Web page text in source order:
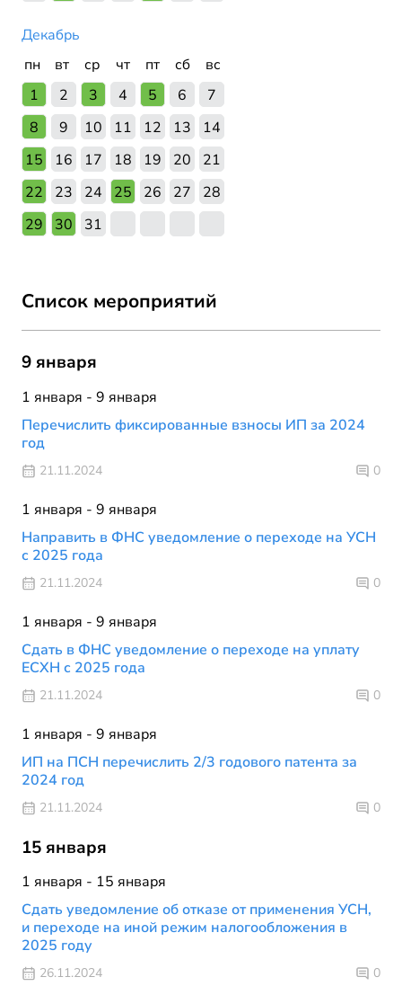
Декабрь
пн
вт ср чт пт сб
вс
1
2 3 4 5 6
7
8
9 10 11 12 13
14
15
16 17 18 19 20
21
22
23 24 25 26 27
28
29
30 31
Список мероприятий
9 января
1 января - 9 января
Перечислить фиксированные взносы ИП за 2024
год
21.11.2024 0
1 января - 9 января
Направить в ФНС уведомление о переходе на УСН
с 2025 года
21.11.2024 0
1 января - 9 января
Сдать в ФНС уведомление о переходе на уплату
ЕСХН с 2025 года
21.11.2024 0
1 января - 9 января
ИП на ПСН перечислить 2/3 годового патента за
2024 год
21.11.2024 0
15 января
1 января - 15 января
Сдать уведомление об отказе от применения УСН,
и переходе на иной режим налогообложения в
2025 году
26.11.2024 0